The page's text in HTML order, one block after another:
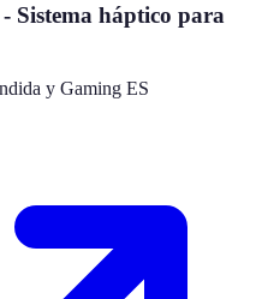
háptico para
y Gaming ES